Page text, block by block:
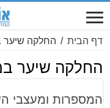
דף הבית / החלקה שיער
החלקה שיער
המספרות ומעצבי